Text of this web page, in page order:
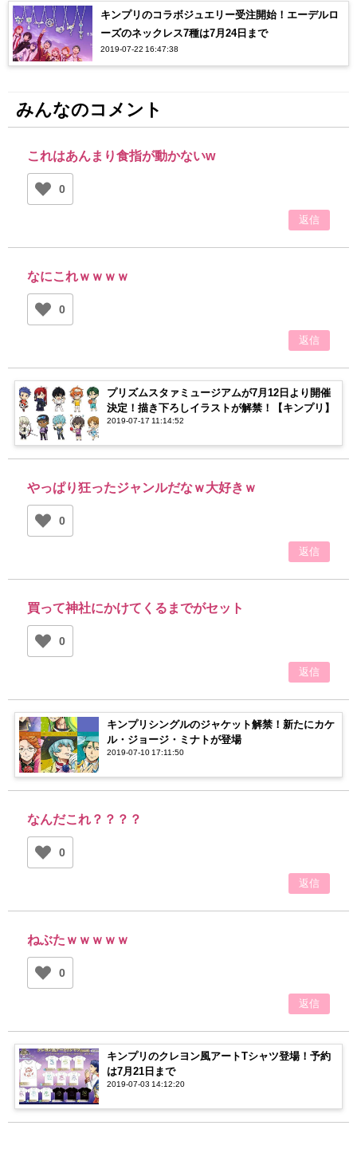
キンプリのコラボジュエリー受注開始！エーデルロ
ーズのネックレス7種は7月24日まで
2019-07-22 16:47:38
みんなのコメント
これはあんまり食指が動かないw
0
返信
なにこれｗｗｗｗ
0
返信
プリズムスタァミュージアムが7月12日より開催
決定！描き下ろしイラストが解禁！【キンプリ】
2019-07-17 11:14:52
やっぱり狂ったジャンルだなｗ大好きｗ
0
返信
買って神社にかけてくるまでがセット
0
返信
キンプリシングルのジャケット解禁！新たにカケ
ル・ジョージ・ミナトが登場
2019-07-10 17:11:50
なんだこれ？？？？
0
返信
ねぶたｗｗｗｗｗ
0
返信
キンプリのクレヨン風アートTシャツ登場！予約
は7月21日まで
2019-07-03 14:12:20